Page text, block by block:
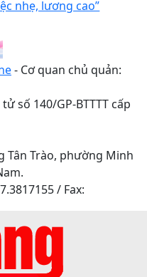
nhẹ, lương cao”
- Cơ quan chủ quản:
số 140/GP-BTTTT cấp
Tân Trào, phường Minh
/ Fax: